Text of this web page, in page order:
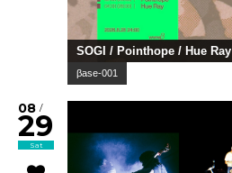
SOGI / Pointhope / Hue Ray
βase-001
08 /
29
Sat